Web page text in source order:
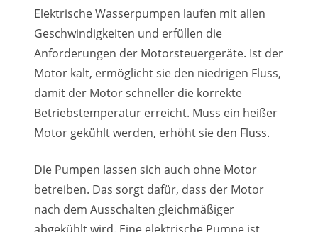
Elektrische Wasserpumpen laufen mit allen
Geschwindigkeiten und erfüllen die
Anforderungen der Motorsteuergeräte. Ist der
Motor kalt, ermöglicht sie den niedrigen Fluss,
damit der Motor schneller die korrekte
Betriebstemperatur erreicht. Muss ein heißer
Motor gekühlt werden, erhöht sie den Fluss.
Die Pumpen lassen sich auch ohne Motor
betreiben. Das sorgt dafür, dass der Motor
nach dem Ausschalten gleichmäßiger